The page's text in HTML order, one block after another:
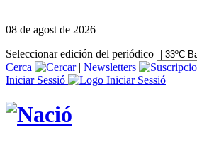
08 de agost de 2026
Seleccionar edición del periódico
Cerca
| Newsletters
Iniciar Sessió